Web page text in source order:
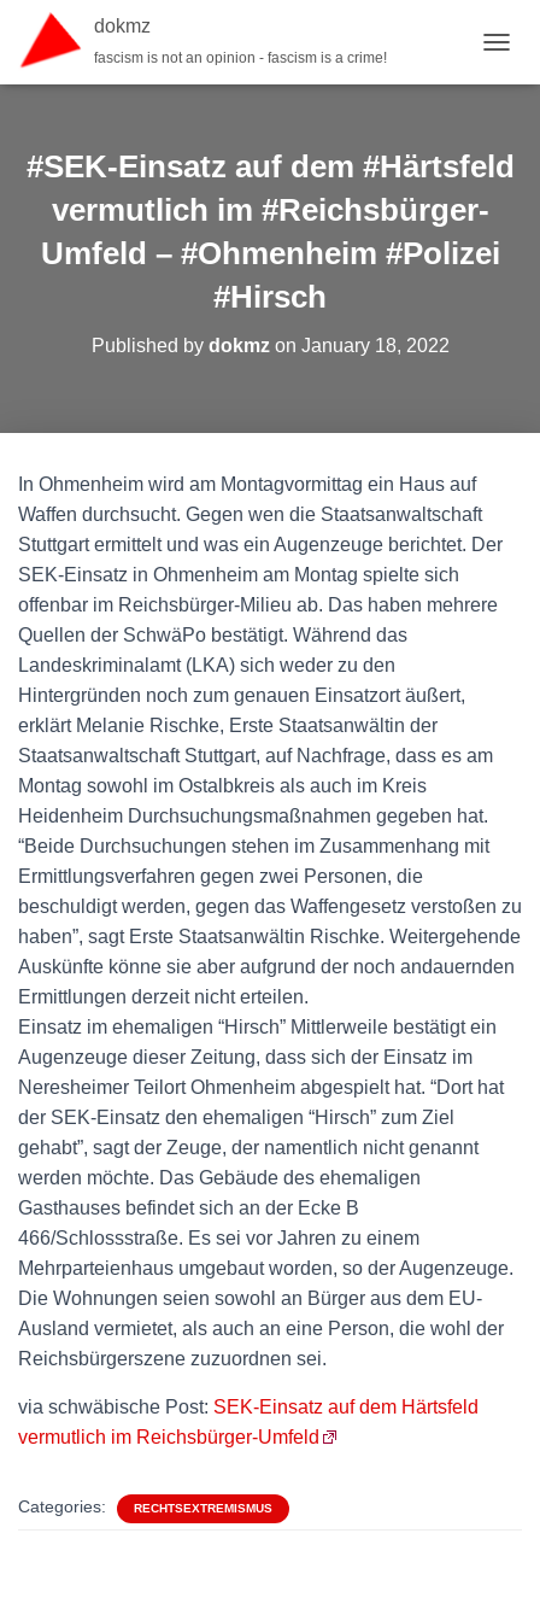
dokmz
fascism is not an opinion - fascism is a crime!
#SEK-Einsatz auf dem #Härtsfeld
vermutlich im #Reichsbürger-
Umfeld – #Ohmenheim #Polizei
#Hirsch
Published by dokmzon January 18, 2022
In Ohmenheim wird am Montagvormittag ein Haus auf
Waffen durchsucht. Gegen wen die Staatsanwaltschaft
Stuttgart ermittelt und was ein Augenzeuge berichtet. Der
SEK-Einsatz in Ohmenheim am Montag spielte sich
offenbar im Reichsbürger-Milieu ab. Das haben mehrere
Quellen der SchwäPo bestätigt. Während das
Landeskriminalamt (LKA) sich weder zu den
Hintergründen noch zum genauen Einsatzort äußert,
erklärt Melanie Rischke, Erste Staatsanwältin der
Staatsanwaltschaft Stuttgart, auf Nachfrage, dass es am
Montag sowohl im Ostalbkreis als auch im Kreis
Heidenheim Durchsuchungsmaßnahmen gegeben hat.
“Beide Durchsuchungen stehen im Zusammenhang mit
Ermittlungsverfahren gegen zwei Personen, die
beschuldigt werden, gegen das Waffengesetz verstoßen zu
haben”, sagt Erste Staatsanwältin Rischke. Weitergehende
Auskünfte könne sie aber aufgrund der noch andauernden
Ermittlungen derzeit nicht erteilen.
Einsatz im ehemaligen “Hirsch” Mittlerweile bestätigt ein
Augenzeuge dieser Zeitung, dass sich der Einsatz im
Neresheimer Teilort Ohmenheim abgespielt hat. “Dort hat
der SEK-Einsatz den ehemaligen “Hirsch” zum Ziel
gehabt”, sagt der Zeuge, der namentlich nicht genannt
werden möchte. Das Gebäude des ehemaligen
Gasthauses befindet sich an der Ecke B
466/Schlossstraße. Es sei vor Jahren zu einem
Mehrparteienhaus umgebaut worden, so der Augenzeuge.
Die Wohnungen seien sowohl an Bürger aus dem EU-
Ausland vermietet, als auch an eine Person, die wohl der
Reichsbürgerszene zuzuordnen sei.
via schwäbische Post: SEK-Einsatz auf dem Härtsfeld
vermutlich im Reichsbürger-Umfeld
Categories: RECHTSEXTREMISMUS